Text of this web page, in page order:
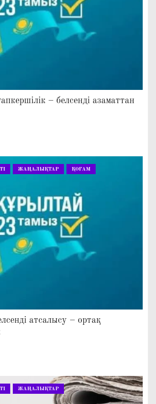
– белсенді азаматтан
ЖАҢАЛЫҚТАР ҚОҒАМ
атсалысу – ортақ
ЖАҢАЛЫҚТАР